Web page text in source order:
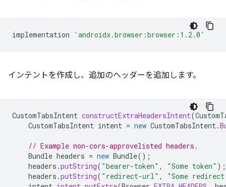
implementation 'androidx.browser:browser:1.2.0'
インテントを作成し、追加のヘッダーを追加します。
CustomTabsIntent constructExtraHeadersIntent(
CustomTabsIntent intent = new CustomTabsIntent.
// Example non-cors-approvelisted headers.
Bundle headers = new Bundle();
headers .putString( "bearer-token" , "Some token" );
headers .putString( "redirect-url" ,
"Some